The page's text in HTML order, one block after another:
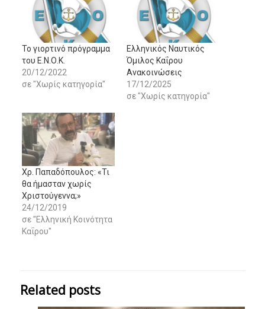
Το γιορτινό πρόγραμμα
του Ε.Ν.Ο.Κ.
20/12/2022
σε "Χωρίς κατηγορία"
Ελληνικός Ναυτικός
Όμιλος Καΐρου
Ανακοινώσεις
17/12/2025
σε "Χωρίς κατηγορία"
Χρ. Παπαδόπουλος: «Τι
θα ήμασταν χωρίς
Χριστούγεννα;»
24/12/2019
σε "Ελληνική Κοινότητα
Καΐρου"
Related posts